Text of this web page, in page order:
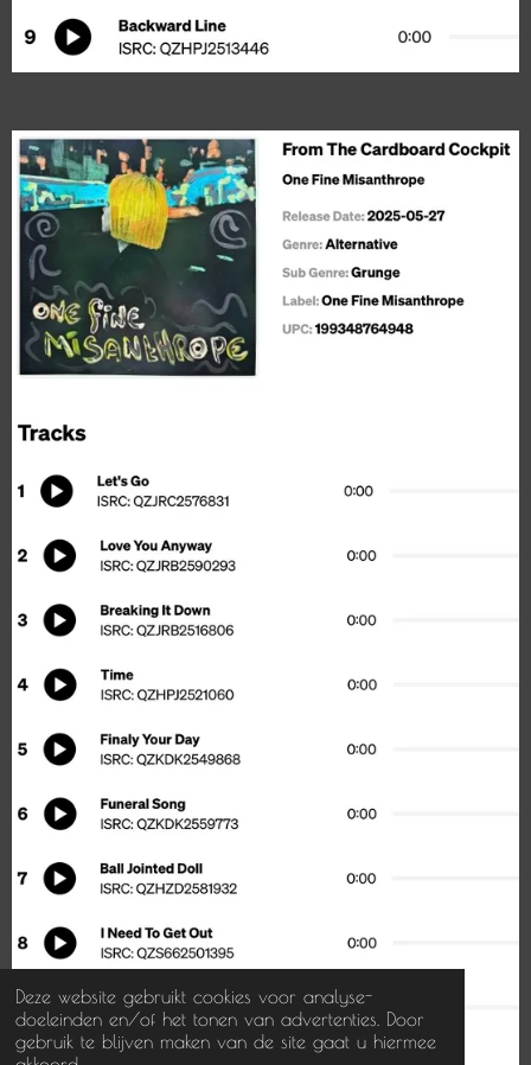
Deze website gebruikt cookies voor analyse-
doeleinden en/of het tonen van advertenties. Door
gebruik te blijven maken van de site gaat u hiermee